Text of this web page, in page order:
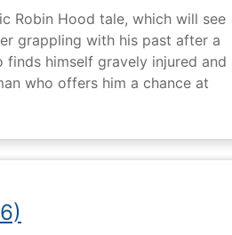
Robin Hood tale, which will see
grappling with his past after a
himself gravely injured and
who offers him a chance at